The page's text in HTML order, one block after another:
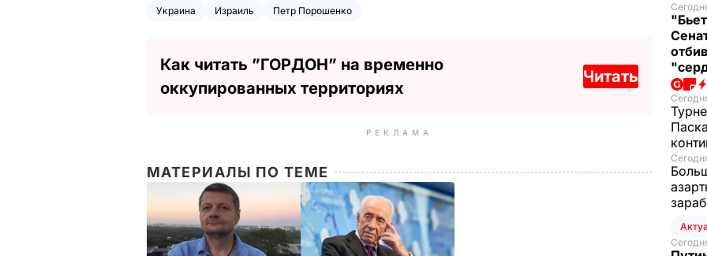
Украина Израиль Петр Порошенко
Как читать ”ГОРДОН” на временно
оккупированных территориях
Читать
РЕКЛАМА
МАТЕРИАЛЫ ПО ТЕМЕ